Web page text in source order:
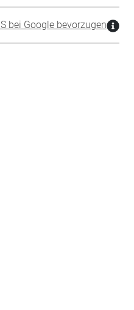
bei Google bevorzugen